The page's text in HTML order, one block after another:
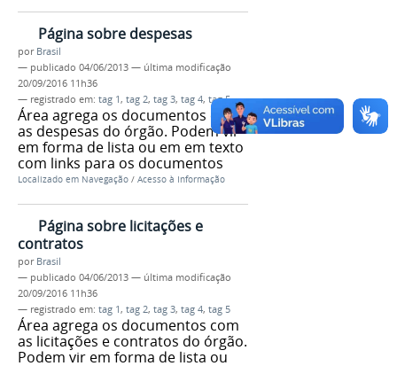
Página sobre despesas
por Brasil
— publicado 04/06/2013 — última modificação
20/09/2016 11h36
— registrado em: tag 1, tag 2, tag 3, tag 4, tag 5
Área agrega os documentos com
as despesas do órgão. Podem vir
em forma de lista ou em em texto
com links para os documentos
Localizado em Navegação / Acesso à Informação
Página sobre licitações e
contratos
por Brasil
— publicado 04/06/2013 — última modificação
20/09/2016 11h36
— registrado em: tag 1, tag 2, tag 3, tag 4, tag 5
Área agrega os documentos com
as licitações e contratos do órgão.
Podem vir em forma de lista ou